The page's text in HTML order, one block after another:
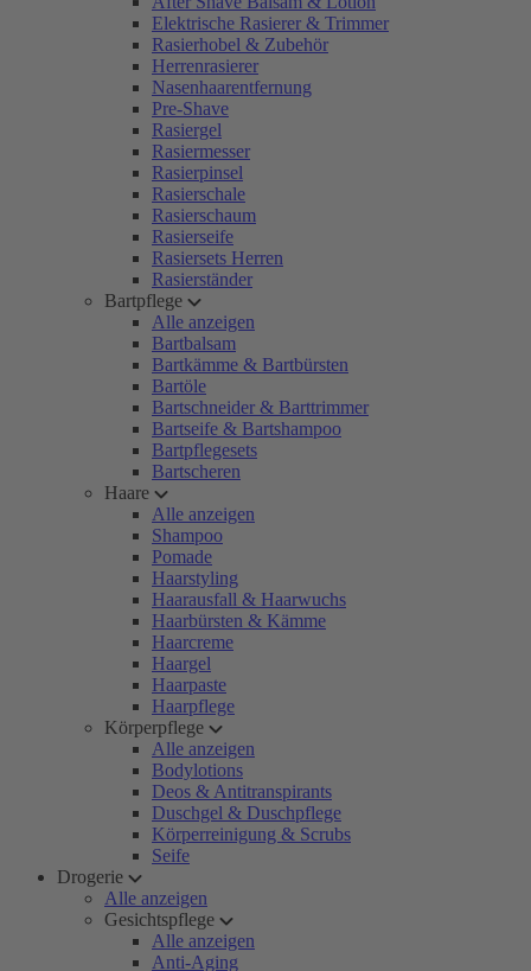
Elektrische Rasierer & Trimmer
Rasierhobel & Zubehör
Herrenrasierer
Nasenhaarentfernung
Pre-Shave
Rasiergel
Rasiermesser
Rasierpinsel
Rasierschale
Rasierschaum
Rasierseife
Rasiersets Herren
Rasierständer
Bartpflege
Alle anzeigen
Bartbalsam
Bartkämme & Bartbürsten
Bartöle
Bartschneider & Barttrimmer
Bartseife & Bartshampoo
Bartpflegesets
Bartscheren
Haare
Alle anzeigen
Shampoo
Pomade
Haarstyling
Haarausfall & Haarwuchs
Haarbürsten & Kämme
Haarcreme
Haargel
Haarpaste
Haarpflege
Körperpflege
Alle anzeigen
Bodylotions
Deos & Antitranspirants
Duschgel & Duschpflege
Körperreinigung & Scrubs
Seife
Drogerie
Alle anzeigen
Gesichtspflege
Alle anzeigen
Anti-Aging